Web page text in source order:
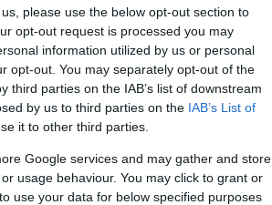
please use the below opt-out section to
opt-out request is processed you may
information utilized by us or personal
opt-out. You may separately opt-out of the
parties on the IAB’s list of downstream
by us to third parties on the IAB’s List of
it to other third parties.
Google services and may gather and store
usage behaviour. You may click to grant or
use your data for below specified purposes